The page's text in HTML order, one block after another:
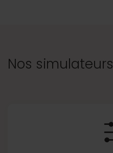
Nos simulateurs